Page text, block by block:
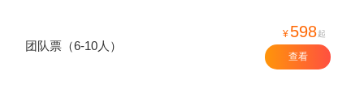
团队票（6-10人）
¥ 598起
查看